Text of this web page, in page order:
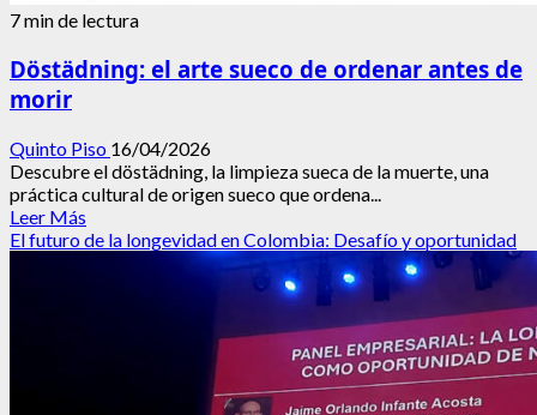
7 min de lectura
Döstädning: el arte sueco de ordenar antes de
morir
Quinto Piso 16/04/2026
Descubre el döstädning, la limpieza sueca de la muerte, una
práctica cultural de origen sueco que ordena...
Leer Más
más
El futuro de la longevidad en Colombia: Desafío y oportunidad